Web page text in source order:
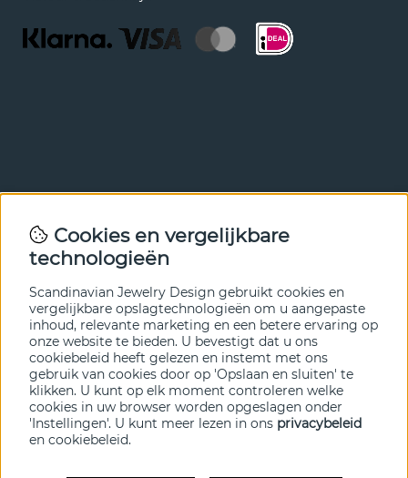
Met onze nieuwsbrief ben je als eerste op de hoogte van
nieuws en aanbiedingen. Meld je hieronder aan.
VERZENDEN
Cookies en vergelijkbare
technologieën
Scandinavian Jewelry Design gebruikt cookies en
vergelijkbare opslagtechnologieën om u aangepaste
inhoud, relevante marketing en een betere ervaring op
onze website te bieden. U bevestigt dat u ons
cookiebeleid heeft gelezen en instemt met ons
gebruik van cookies door op 'Opslaan en sluiten' te
klikken. U kunt op elk moment controleren welke
cookies in uw browser worden opgeslagen onder
'Instellingen'. U kunt meer lezen in ons privacybeleid
en cookiebeleid.